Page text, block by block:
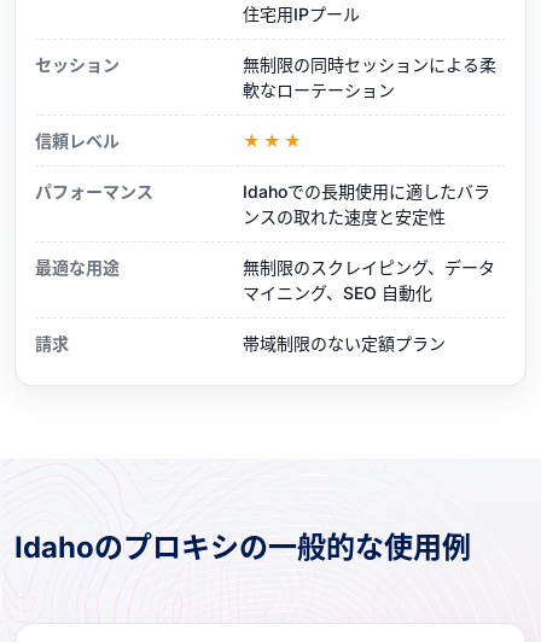
住宅用IPプール
セッション
無制限の同時セッションによる柔
軟なローテーション
信頼レベル ★★★
パフォーマンス
Idahoでの長期使用に適したバラ
ンスの取れた速度と安定性
最適な用途
無制限のスクレイピング、データ
マイニング、SEO 自動化
請求 帯域制限のない定額プラン
Idahoのプロキシの一般的な使用例